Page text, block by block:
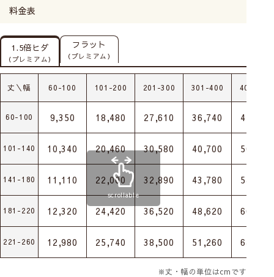
料金表
1.5倍ヒダ
（プレミアム）
フラット
（プレミアム）
丈＼幅 60-100 101-200 201-300 301-400 401-500
60-100 9,350 18,480 27,610 36,740 45,870
101-140 10,340 20,460 30,580 40,700 50,820
141-180 11,110 22,000 32,890 43,780 54,670
181-220 12,320 24,420 36,520 48,620 60,720
221-260 12,980 25,740 38,500 51,260 64,020
scrollable
※丈・幅の単位はcmです